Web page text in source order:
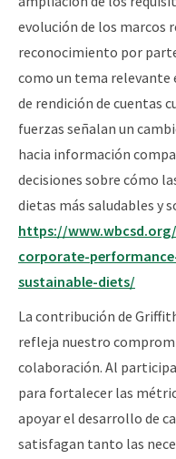
evolución de los marcos
reconocimiento por
como un tema relevante
de rendición de cuentas
fuerzas señalan un
hacia información
decisiones sobre cómo
dietas más saludables y
https://
corporate-
sustainable-diets/
La contribución de
refleja nuestro
colaboración. Al
para fortalecer las
apoyar el desarrollo de
satisfagan tanto las